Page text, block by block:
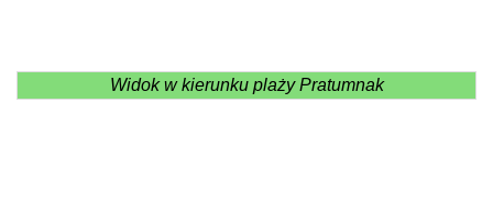
Widok w kierunku plaży Pratumnak